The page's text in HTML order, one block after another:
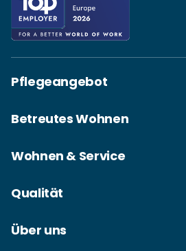
Pflegeangebot
Betreutes Wohnen
Wohnen & Service
Qualität
Über uns